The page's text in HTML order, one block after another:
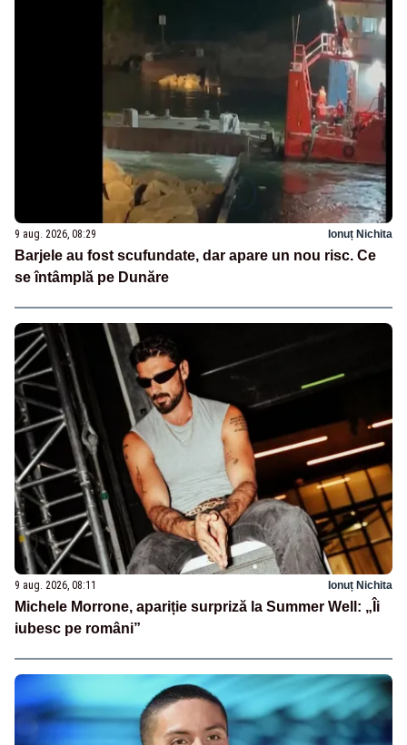
9 aug. 2026, 08:29 Ionuț Nichita
Barjele au fost scufundate, dar apare un nou risc. Ce
se întâmplă pe Dunăre
9 aug. 2026, 08:11 Ionuț Nichita
Michele Morrone, apariție surpriză la Summer Well: „Îi
iubesc pe români”